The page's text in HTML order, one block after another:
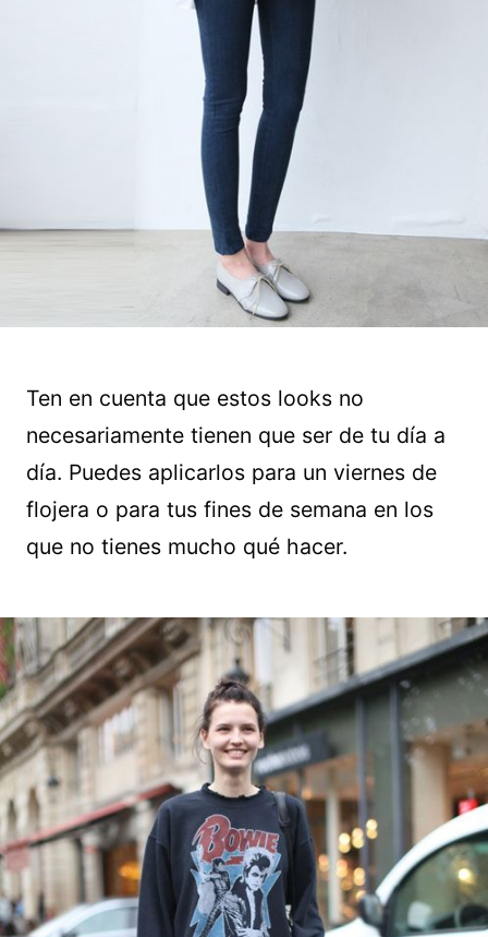
Ten en cuenta que estos looks no
necesariamente tienen que ser de tu día a
día. Puedes aplicarlos para un viernes de
flojera o para tus fines de semana en los
que no tienes mucho qué hacer.